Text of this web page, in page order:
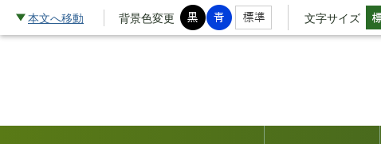
本文へ移動 背景色変更 文字サイズ